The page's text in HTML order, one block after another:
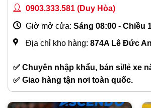
0903.333.581 (Duy Hòa)
Giờ mở cửa: Sáng 08:00 - Chiều
Địa chỉ kho hàng: 874A Lê Đức
✅ Chuyên nhập khẩu, bán sỉ/lẻ xe
✅ Giao hàng tận nơi toàn quốc.